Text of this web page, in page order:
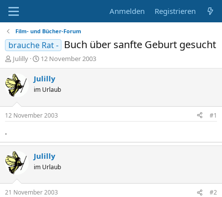
Anmelden Registrieren
Film- und Bücher-Forum
brauche Rat - Buch über sanfte Geburt gesucht
E
r
s
t
e
e
Julilly
E
r
s
e
t
12 November 2003
Julilly
im Urlaub
12 November 2003 #1
.
Julilly
im Urlaub
21 November 2003 #2